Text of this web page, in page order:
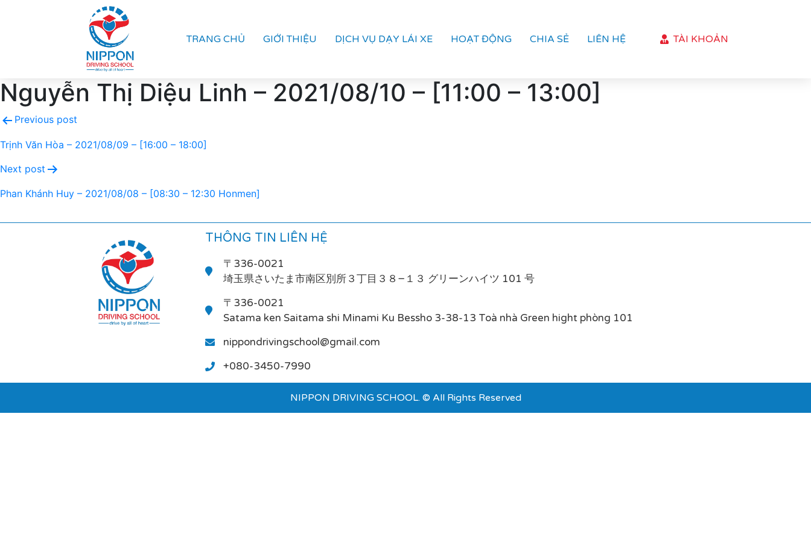
TRANG CHỦ GIỚI THIỆU DỊCH VỤ DẠY LÁI XE HOẠT ĐỘNG CHIA SẺ LIÊN HỆ TÀI KHOẢN
Nguyễn Thị Diệu Linh – 2021/08/10 – [11:00 – 13:00]
Previous post
Trịnh Văn Hòa – 2021/08/09 – [16:00 – 18:00]
Next post
Phan Khánh Huy – 2021/08/08 – [08:30 – 12:30 Honmen]
THÔNG TIN LIÊN HỆ
〒336-0021
埼玉県さいたま市南区別所３丁目３８−１３ グリーンハイツ 101 号
〒336-0021
Satama ken Saitama shi Minami Ku Bessho 3-38-13 Toà nhà Green hight phòng 101
nippondrivingschool@gmail.com
+080-3450-7990
NIPPON DRIVING SCHOOL. © All Rights Reserved